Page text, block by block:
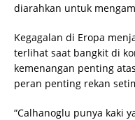
diarahkan untuk
Kegagalan di Eropa
terlihat saat bangkit di
kemenangan penting
peran penting rekan
“Calhanoglu punya kaki